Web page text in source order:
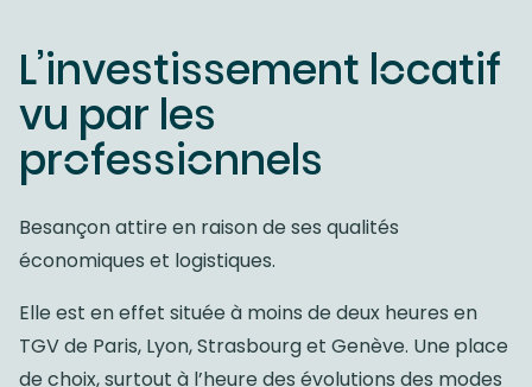
L’investissement locatif
vu par les
professionnels
Besançon attire en raison de ses qualités
économiques et logistiques.
Elle est en effet située à moins de deux heures en
TGV de Paris, Lyon, Strasbourg et Genève. Une place
de choix, surtout à l’heure des évolutions des modes